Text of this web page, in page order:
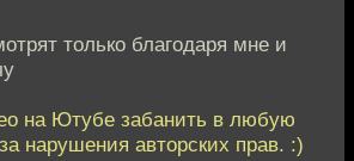
только благодаря мне и
на Ютубе забанить в любую
нарушения авторских прав. :)